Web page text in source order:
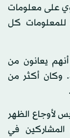
على معلومات
للمعلومات كل
يعانون من
وكان أكثر من
لأوجاع الظهر
المشاركين في